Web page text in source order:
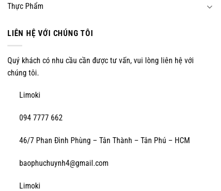
Thực Phẩm
LIÊN HỆ VỚI CHÚNG TÔI
Quý khách có nhu cầu cần được tư vấn, vui lòng liên hệ với
chúng tôi.
Limoki
094 7777 662
46/7 Phan Đình Phùng – Tân Thành – Tân Phú – HCM
baophuchuynh4@gmail.com
Limoki